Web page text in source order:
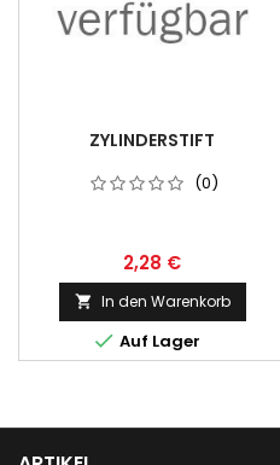
ZYLINDERSTIFT
(0)
2,28 €
 In den Warenkorb
 Auf Lager